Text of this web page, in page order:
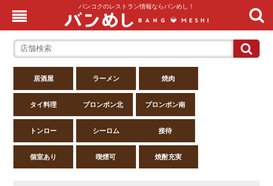
バンコクのレストラン情報ならバンめし！
居酒屋 ラーメン 焼肉
タイ料理 プロンポン北 プロンポン南
トンロー シーロム 接待
個室あり 喫煙可 焼酎充実